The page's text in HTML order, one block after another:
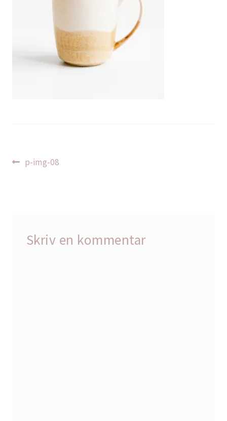
Indlægsnavigation
Forrige
p-img-08
Skriv en kommentar